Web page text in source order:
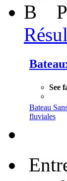
B
See
Bateau
fluviales